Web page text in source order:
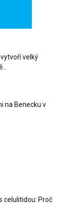
velký
na Benecku v
celulitidou: Proč